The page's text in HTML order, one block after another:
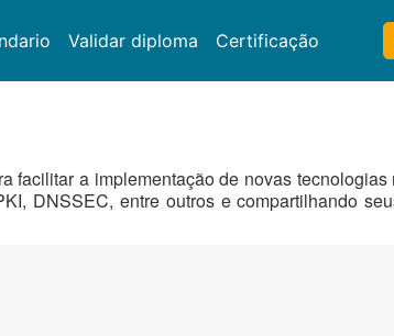
Validar diploma Certificação
facilitar a implementação de novas
DNSSEC, entre outros e compartilhando